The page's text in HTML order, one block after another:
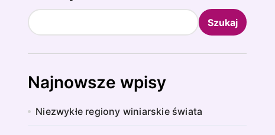
Szukaj
Najnowsze wpisy
Niezwykłe regiony winiarskie świata